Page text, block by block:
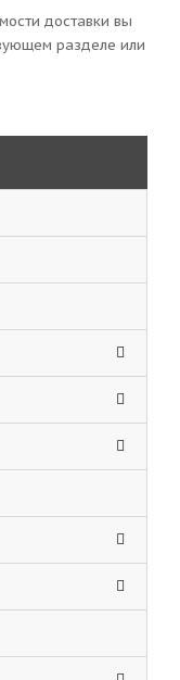
доставки вы
разделе или